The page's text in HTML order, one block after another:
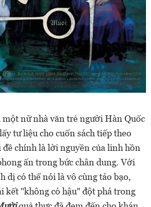
nữ nhà văn trẻ người Hàn Quốc
tư liệu cho cuốn sách tiếp theo
chính là lời nguyền của linh hồn
ấn trong bức chân dung. Với
dị có thể nói là vô cùng táo bạo,
kết "không có hậu" đột phá trong